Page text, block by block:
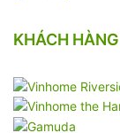
KHÁCH